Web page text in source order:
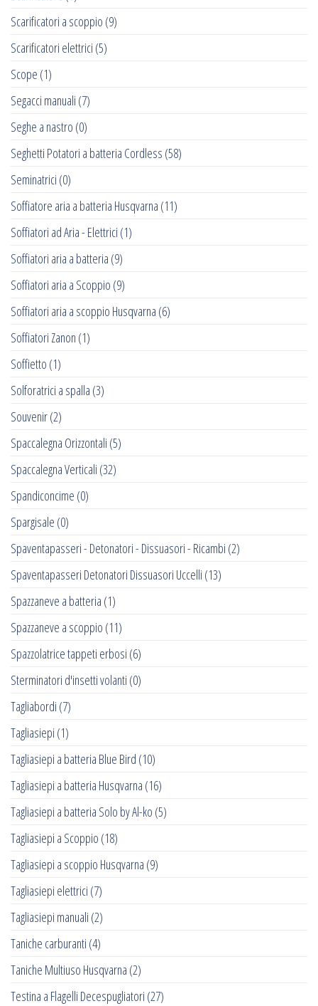
Scarificatori a scoppio (9)
Scarificatori elettrici (5)
Scope (1)
Segacci manuali (7)
Seghe a nastro (0)
Seghetti Potatori a batteria Cordless (58)
Seminatrici (0)
Soffiatore aria a batteria Husqvarna (11)
Soffiatori ad Aria - Elettrici (1)
Soffiatori aria a batteria (9)
Soffiatori aria a Scoppio (9)
Soffiatori aria a scoppio Husqvarna (6)
Soffiatori Zanon (1)
Soffietto (1)
Solforatrici a spalla (3)
Souvenir(2)
Spaccalegna Orizzontali (5)
Spaccalegna Verticali (32)
Spandiconcime (0)
Spargisale (0)
Spaventapasseri - Detonatori - Dissuasori - Ricambi (2)
Spaventapasseri Detonatori Dissuasori Uccelli (13)
Spazzaneve a batteria (1)
Spazzaneve a scoppio (11)
Spazzolatrice tappeti erbosi (6)
Sterminatori d'insetti volanti (0)
Tagliabordi (7)
Tagliasiepi (1)
Tagliasiepi a batteria Blue Bird (10)
Tagliasiepi a batteria Husqvarna (16)
Tagliasiepi a batteria Solo by Al-ko (5)
Tagliasiepi a Scoppio (18)
Tagliasiepi a scoppio Husqvarna (9)
Tagliasiepi elettrici (7)
Tagliasiepi manuali (2)
Taniche carburanti (4)
Taniche Multiuso Husqvarna (2)
Testina a Flagelli Decespugliatori (27)